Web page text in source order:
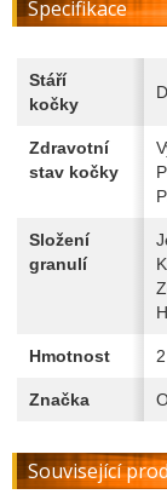
Specifikace
Stáří
kočky
Zdravotní
stav kočky
Složení
granulí
Hmotnost
Značka
Související